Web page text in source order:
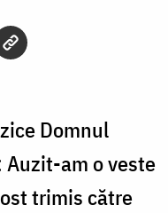
Domnul
Auzit-am o veste
trimis către